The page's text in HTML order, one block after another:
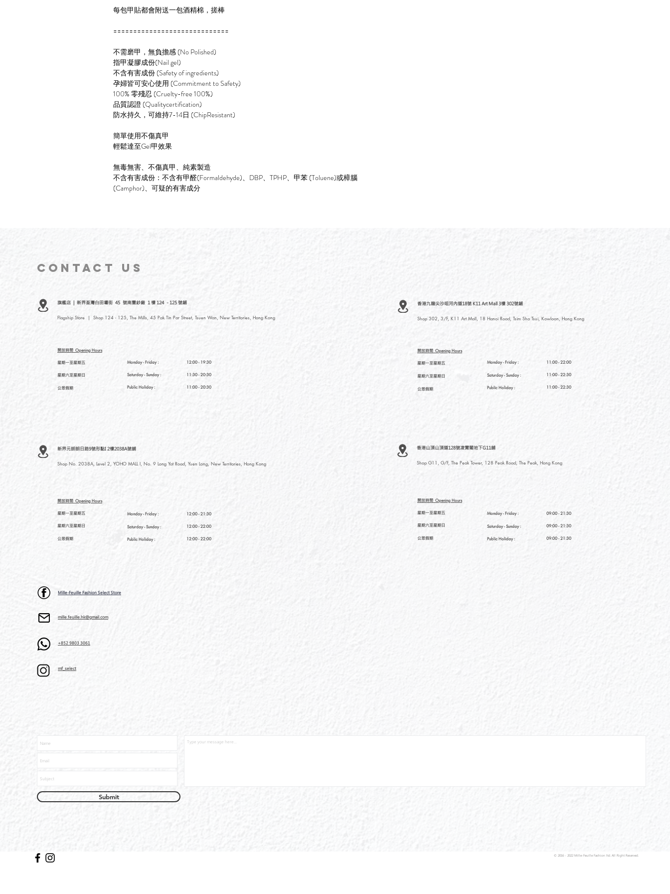
每包甲貼都會附送一包酒精棉，搓棒
=============================
不需磨甲，無負擔感 (No Polished)
指甲凝膠成份(Nail gel)
不含有害成份 (Safety of ingredients)
孕婦皆可安心使用 (Commitment to Safety)
100% 零殘忍 (Cruelty-free 100%)
品質認證 (Qualitycertification)
防水持久，可維持7-14日 (ChipResistant)
簡單使用不傷真甲
輕鬆達至Gel甲效果
無毒無害、不傷真甲、純素製造
不含有害成份：不含有甲醛(Formaldehyde)、DBP、TPHP、甲苯 (Toluene)或樟腦
(Camphor)、可疑的有害成分
CONTACT US
旗艦店 | 新界荃灣白田壩街 45 號南豐紗廠 1 樓 124 - 125 號鋪
Flagship Store | Shop 124 - 125, The Mills, 45 Pak Tin Par Street, Tsuen Wan, New Territories, Hong Kong
開放時間 Opening Hours
星期一至星期五
星期六至星期日
公眾假期
Monday - Friday :
Saturday- Sunday :
Public Holiday :
12:00 - 19:30
11:30 - 20:30
11:00 - 20:30
新界元朗朗日路9號形點I 2樓2038A號舖
Shop No. 2038A, Level 2, YOHO MALL I, No. 9 Long Yat Road, Yuen Long, New Territories, Hong Kong
開放時間 Opening Hours
星期一至星期五
星期六至星期日
公眾假期
Monday - Friday :
Saturday- Sunday :
Public Holiday :
12:00 - 21:30
12:00 - 22:00
12:00 - 22:00
11:00 - 22:00
11:00 - 22:30
11:00 - 22:30
香港九龍尖沙咀河內道18號 K11 Art Mall 3樓 302號鋪
Shop 302, 3/F, K11 Art Mall, 18 Hanoi Road, Tsim Sha Tsui, Kowloon, Hong Kong
開放時間 Opening Hours
星期一至星期五
星期六至星期日
公眾假期
Monday - Friday :
Saturday- Sunday :
Public Holiday :
香港山頂山頂道128號凌霄閣地下G11舖
Shop G11, G/F, The Peak Tower, 128 Peak Road, The Peak, Hong Kong
開放時間 Opening Hours
星期一至星期五
星期六至星期日
公眾假期
Monday - Friday :
Saturday- Sunday :
Public Holiday :
09:00 - 21:30
09:00 - 21:30
09:00 - 21:30
Mille-Feuille Fashion Select Store
mille.feuille.hk@gmail.com
+852 9803 3061
mf_select
Submit
© 2016 - 2022 Mille-Feuille Fashion ltd. All Right Reserved.